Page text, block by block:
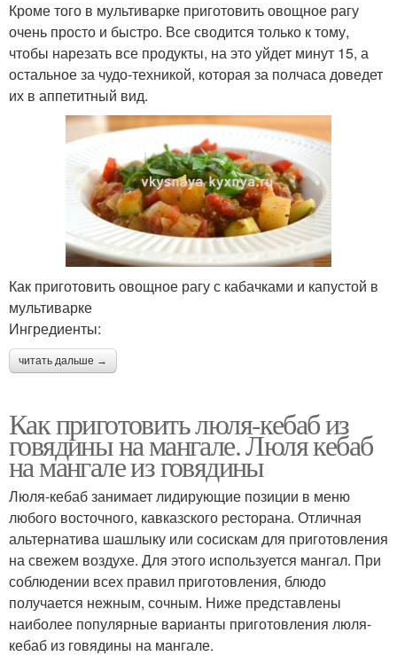
Кроме того в мультиварке приготовить овощное рагу
очень просто и быстро. Все сводится только к тому,
чтобы нарезать все продукты, на это уйдет минут 15, а
остальное за чудо-техникой, которая за полчаса доведет
их в аппетитный вид.
Как приготовить овощное рагу с кабачками и капустой в
мультиварке
Ингредиенты:
читать дальше →
Как приготовить люля-кебаб из
говядины на мангале. Люля кебаб
на мангале из говядины
Люля-кебаб занимает лидирующие позиции в меню
любого восточного, кавказского ресторана. Отличная
альтернатива шашлыку или сосискам для приготовления
на свежем воздухе. Для этого используется мангал. При
соблюдении всех правил приготовления, блюдо
получается нежным, сочным. Ниже представлены
наиболее популярные варианты приготовления люля-
кебаб из говядины на мангале.